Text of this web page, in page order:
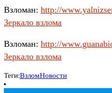
Взломан: http://
Зеркало взлома
Взломан: http://
Зеркало взлома
Теги:ВзломНовости